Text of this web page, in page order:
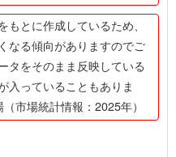
とに作成しているため、
なる傾向がありますのでご
タをそのまま反映している
入っていることもありま
市場統計情報：2025年）